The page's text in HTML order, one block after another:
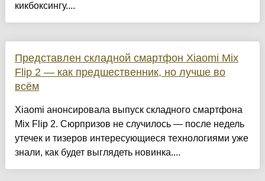
кикбоксингу....
Представлен складной смартфон Xiaomi Mix
Flip 2 — как предшественник, но лучше во
всём
Xiaomi анонсировала выпуск складного смартфона
Mix Flip 2. Сюрпризов не случилось — после недель
утечек и тизеров интересующиеся технологиями уже
знали, как будет выглядеть новинка....